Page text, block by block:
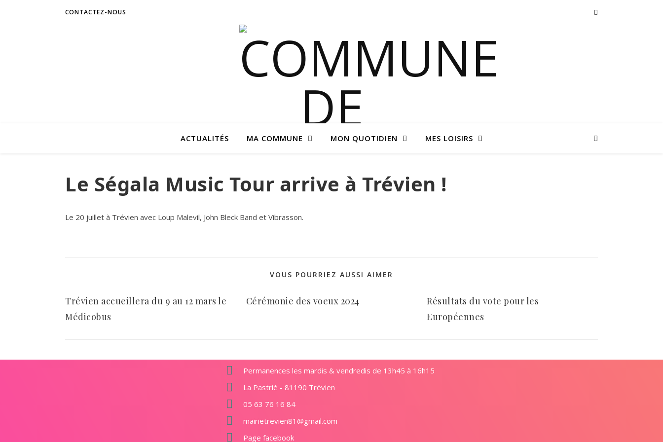
CONTACTEZ-NOUS
ACTUALITÉS MA COMMUNE MON QUOTIDIEN MES LOISIRS
Le Ségala Music Tour arrive à Trévien !
Le 20 juillet à Trévien avec Loup Malevil, John Bleck Band et Vibrasson.
VOUS POURRIEZ AUSSI AIMER
Trévien accueillera du 9 au 12 mars le
Médicobus
Cérémonie des voeux 2024
Résultats du vote pour les
Européennes
Permanences les mardis & vendredis de 13h45 à 16h15
La Pastrié - 81190 Trévien
05 63 76 16 84
mairietrevien81@gmail.com
Page facebook